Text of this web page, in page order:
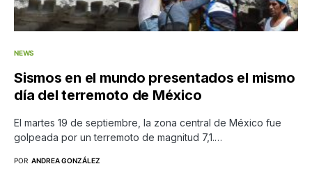
NEWS
Sismos en el mundo presentados el mismo
día del terremoto de México
El martes 19 de septiembre, la zona central de México fue
golpeada por un terremoto de magnitud 7,1.…
POR ANDREA GONZÁLEZ